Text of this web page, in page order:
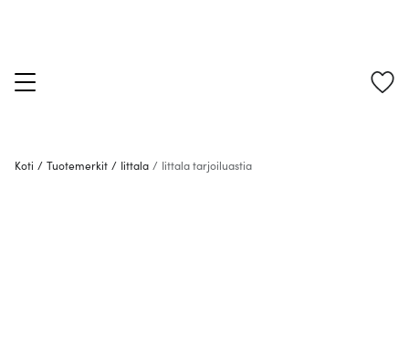
Koti / Tuotemerkit / Iittala / Iittala tarjoiluastia